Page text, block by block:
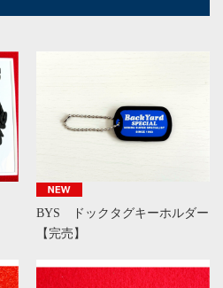
BYS ドックタグキーホルダー
【完売】